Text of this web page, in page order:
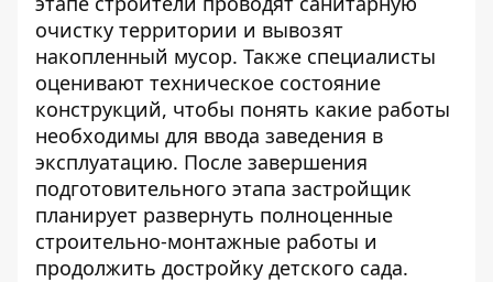
очистку территории и вывозят
накопленный мусор. Также специалисты
оценивают техническое состояние
конструкций, чтобы понять какие работы
необходимы для ввода заведения в
эксплуатацию. После завершения
подготовительного этапа застройщик
планирует развернуть полноценные
строительно-монтажные работы и
продолжить достройку детского сада.